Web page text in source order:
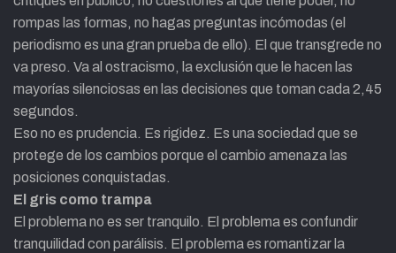
rompas las formas, no hagas preguntas incómodas (el
periodismo es una gran prueba de ello). El que transgrede no
va preso. Va al ostracismo, la exclusión que le hacen las
mayorías silenciosas en las decisiones que toman cada 2,45
segundos.
Eso no es prudencia. Es rigidez. Es una sociedad que se
protege de los cambios porque el cambio amenaza las
posiciones conquistadas.
El gris como trampa
El problema no es ser tranquilo. El problema es confundir
tranquilidad con parálisis. El problema es romantizar la